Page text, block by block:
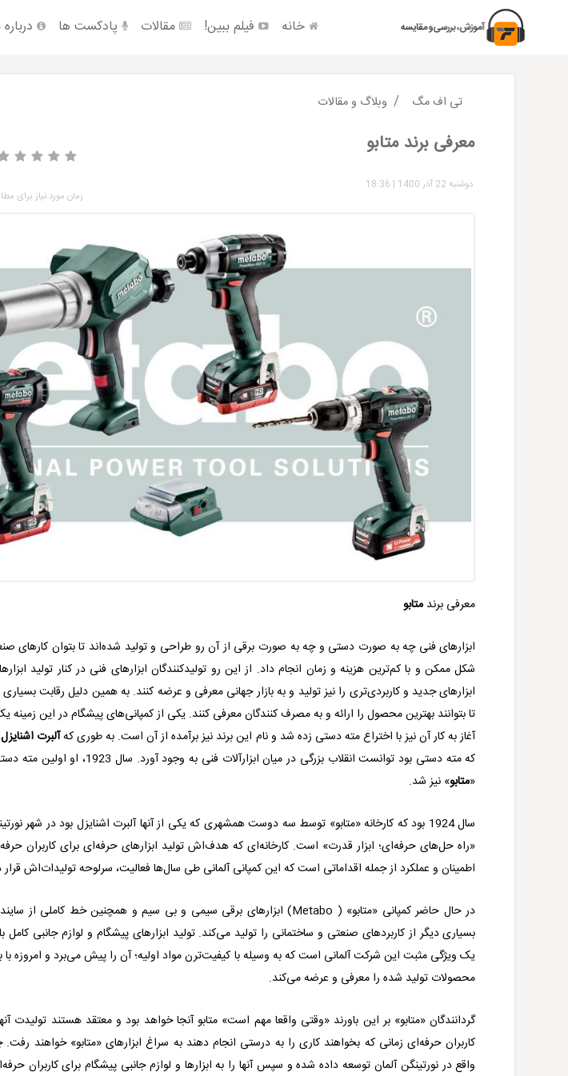
خانه فیلم ببین! مقالات پادکست ها
تی اف مگ وبلاگ و مقالات
معرفی برند متابو
دوشنبه 22 آذر 1400 |
18:36
زمان مورد نیاز برای مطالعه :
معرفی برند متابو
ابزارهای فنی چه به صورت دستی و چه به صورت برقی از آن رو طراحی و تولید شده‌اند تا بتوان کارهای
شکل ممکن و با کم‌ترین هزینه و زمان انجام داد. از این رو تولیدکنندگان ابزارهای فنی در کنار تولید
ابزارهای جدید و کاربردی‌تری را نیز تولید و به بازار جهانی معرفی و عرضه کنند. به همین دلیل رقابت
تا بتوانند بهترین محصول را ارائه و به مصرف کنندگان معرفی کنند. یکی از کمپانی‌های پیشگام در این
آغاز به کار آن نیز با اختراع مته دستی زده شد و نام این برند نیز برآمده از آن است. به طوری کهآلبرت اشنایزل
که مته دستی بود توانست انقلاب بزرگی در میان ابزارآلات فنی به وجود آورد. سال 1923، او اولین مته دستی را ساخت
«متابو» نیز شد.
سال 1924 بود که کارخانه «متابو» توسط سه دوست همشهری که یکی از آنها آلبرت اشنایزل بود در شهر
«راه حل‌های حرفه‌ای؛ ابزار قدرت» است. کارخانه‌ای که هدف‌اش تولید ابزارهای حرفه‌ای برای کاربران
اطمینان و عملکرد از جمله اقداماتی است که این کمپانی آلمانی طی سال‌ها فعالیت، سرلوحه‌ تولیدات‌اش قرار
در حال حاضر کمپانی «متابو» ( Metabo) ابزارهای برقی سیمی و بی سیم و همچنین خط کاملی از
بسیاری دیگر از کاربردهای صنعتی و ساختمانی را تولید می‌کند. تولید ابزارهای پیشگام و لوازم جانبی کامل
یک ویژگی مثبت این شرکت آلمانی است که به وسیله با کیفیت‌ترن مواد اولیه؛ آن را پیش می‌
محصولات تولید شده را معرفی و عرضه می‌کند.
گردانندگان «متابو» بر این باورند «وقتی واقعا مهم است» متابو آنجا خواهد بود و معتقد هستند تولیدت
کاربران حرفه‌ای زمانی که بخواهند کاری را به درستی انجام دهند به سراغ ابزارهای «متابو» خواهند رفت.
واقع در نورتینگن آلمان توسعه داده شده و سپس آنها را به ابزارها و لوازم جانبی پیشگام برای کاربران